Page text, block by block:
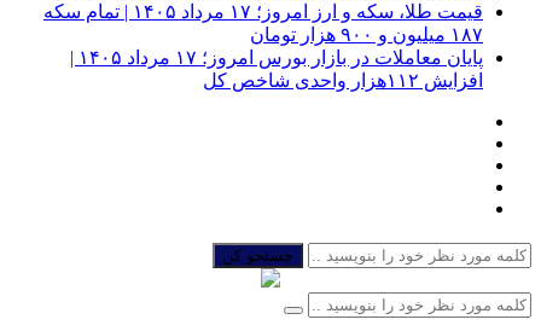
قیمت طلا، سکه و ارز امروز؛ ۱۷ مرداد ۱۴۰۵ | تمام سکه
۱۸۷ میلیون و ۹۰۰ هزار تومان
پایان معاملات در بازار بورس امروز؛ ۱۷ مرداد ۱۴۰۵ |
افزایش ۱۱۲هزار واحدی شاخص کل
جستجو کن